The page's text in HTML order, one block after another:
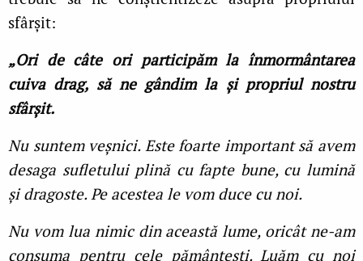
sfârșit:
„Ori de câte ori participăm la înmormântarea
cuiva drag, să ne gândim la și propriul nostru
sfârșit.
Nu suntem veșnici. Este foarte important să avem
desaga sufletului plină cu fapte bune, cu lumină
și dragoste. Pe acestea le vom duce cu noi.
Nu vom lua nimic din această lume, oricât ne-am
consuma pentru cele pământești. Luăm cu noi